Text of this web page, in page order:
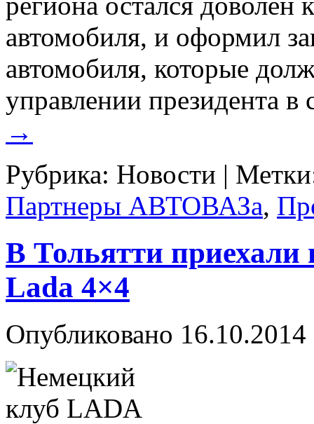
автомобиля, и оформил
автомобиля, которые
управлении президента
→
Рубрика: Новости |
Партнеры АВТОВАЗа,
В Тольятти
Lada 4×4
Опубликовано 16.10.2014